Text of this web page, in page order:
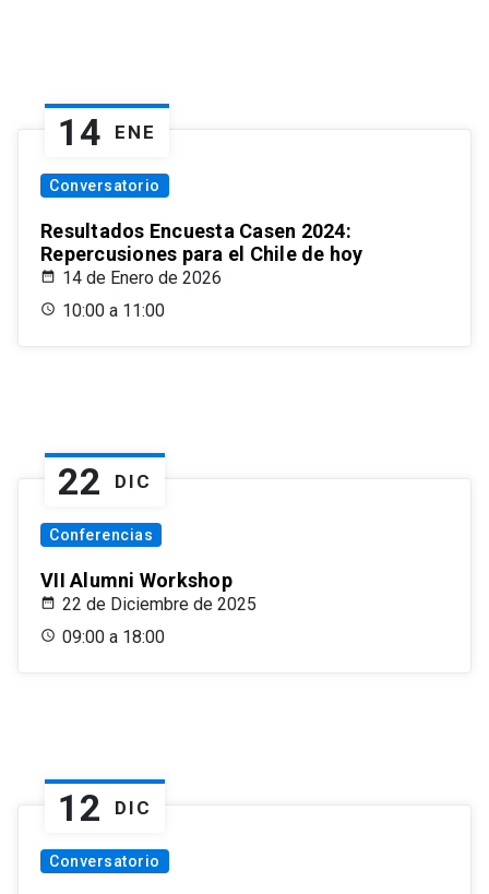
14 ENE
Conversatorio
Resultados Encuesta Casen 2024:
Repercusiones para el Chile de hoy
14 de Enero de 2026
10:00 a 11:00
22 DIC
Conferencias
VII Alumni Workshop
22 de Diciembre de 2025
09:00 a 18:00
12 DIC
Conversatorio